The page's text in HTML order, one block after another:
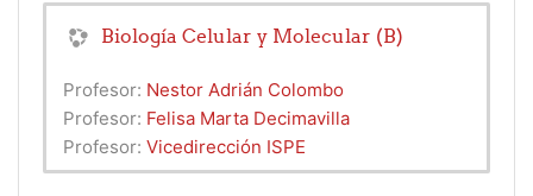
Biología Celular y Molecular (B)
Profesor: Nestor Adrián Colombo
Profesor: Felisa Marta Decimavilla
Profesor: Vicedirección ISPE